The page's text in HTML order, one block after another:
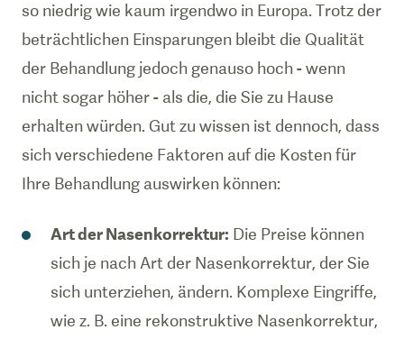
so niedrig wie kaum irgendwo in Europa. Trotz der
beträchtlichen Einsparungen bleibt die Qualität
der Behandlung jedoch genauso hoch - wenn
nicht sogar höher - als die, die Sie zu Hause
erhalten würden. Gut zu wissen ist dennoch, dass
sich verschiedene Faktoren auf die Kosten für
Ihre Behandlung auswirken können:
Art der Nasenkorrektur: Die Preise können
sich je nach Art der Nasenkorrektur, der Sie
sich unterziehen, ändern. Komplexe Eingriffe,
wie z. B. eine rekonstruktive Nasenkorrektur,